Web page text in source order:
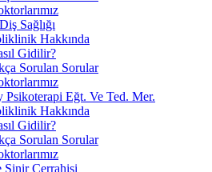
Sağlığı
Hakkında
Gidilir?
Sorulan Sorular
Psikoterapi Eğt. Ve Ted. Mer.
Hakkında
Gidilir?
Sorulan Sorular
Sinir Cerrahisi